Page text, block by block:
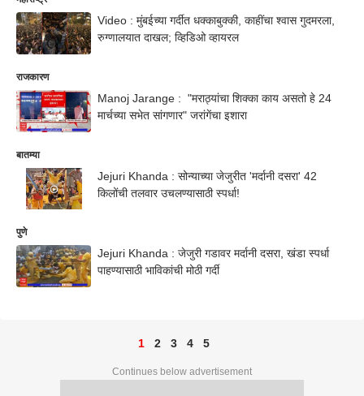
Video : मुंबईच्या गर्दीत धक्काबुक्की, काहींचा श्वास गुदमरला,
रुग्णालयात दाखल; व्हिडिओ व्हायरल
राजकारण
Manoj Jarange : "मराठ्यांचा शिक्का काय असतो हे 24
मार्चच्या सभेत सांगणार" जरांगेंचा इशारा
बातम्या
Jejuri Khanda : सोन्याच्या जेजुरीत 'मर्दानी दसरा' 42
किलोंची तलवार उचलण्यासाठी स्पर्धा!
पुणे
Jejuri Khanda : जेजुरी गडावर मर्दानी दसरा, खंडा स्पर्धा
पाहण्यासाठी भाविकांची मोठी गर्दी
1 2 3 4 5
Continues below advertisement